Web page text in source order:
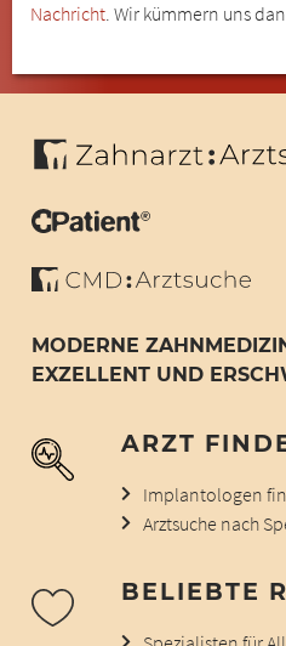
Nachricht. Wir kümmern uns
MODERNE
EXZELLENT UND
ARZT
Implantologen
Arztsuche nach
BELIEBTE